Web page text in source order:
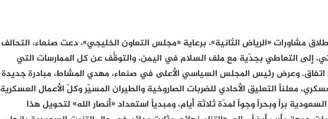
مشاورات «الرياض الثانية»، برعاية «مجلس التعاون الخليجي»، دعت صنعاء، التحالف
إلى التعاطي بجدّية مع ملف السلام في اليمن، والتوقُّف عن كل الممارسات التي
وعرض رئيس المجلس السياسي الأعلى في صنعاء، مهدي المشاط، مبادرة جديدة
معلناً التعليق الأحادي للضربات الصاروخية والطيران المسيّر وكلّ الأعمال العسكرية
براً وبحراً وجواً لمدّة ثلاثة أيام، ومبدياً استعداد «أنصار الله» لتحويل هذا